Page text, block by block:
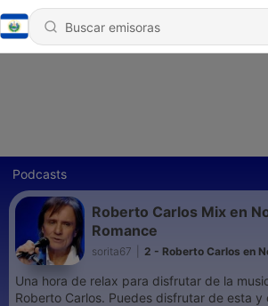
Podcasts
Roberto Carlos Mix en
Romance
sorita67 2 - Roberto Carlos en
Una hora de relax para disfrutar de la musica y letras de
Roberto Carlos. Puedes disfrutar de esta y